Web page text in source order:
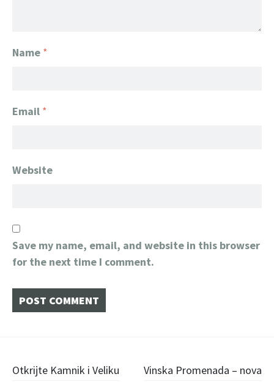
Name *
Email *
Website
Save my name, email, and website in this browser
for the next time I comment.
Post
Otkrijte Kamnik i Veliku
Vinska Promenada – nova